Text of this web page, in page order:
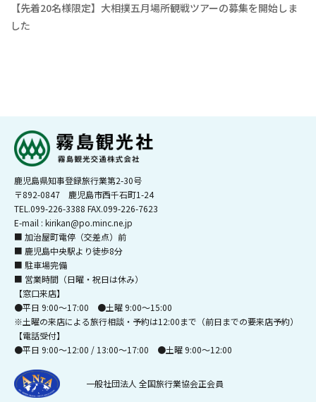
【先着20名様限定】大相撲五月場所観戦ツアーの募集を開始しま
した
鹿児島県知事登録旅行業第2-30号
〒892-0847 鹿児島市西千石町1-24
TEL.099-226-3388 FAX.099-226-7623
E-mail : kirikan@po.minc.ne.jp
■ 加治屋町電停（交差点）前
■ 鹿児島中央駅より徒歩8分
■ 駐車場完備
■ 営業時間（日曜・祝日は休み）
【窓口来店】
●平日 9:00～17:00 ●土曜 9:00～15:00
※土曜の来店による旅行相談・予約は12:00まで（前日までの要来店予約）
【電話受付】
●平日 9:00～12:00 / 13:00～17:00 ●土曜 9:00～12:00
一般社団法人 全国旅行業協会正会員